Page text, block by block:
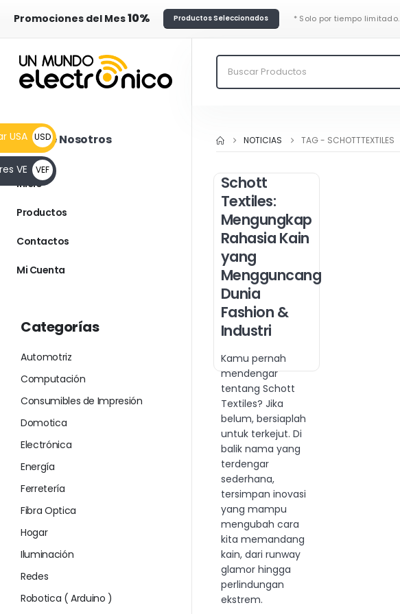
Promociones del Mes10% Productos Seleccionados * Solo por tiempo limitado.
NOTICIAS TAG - SCHOTTTEXTILES
Schott
Textiles:
Mengungkap
Rahasia Kain
yang
Mengguncang
Dunia
Fashion &
Industri
Kamu pernah
mendengar
tentang Schott
Textiles? Jika
belum, bersiaplah
untuk terkejut. Di
balik nama yang
terdengar
sederhana,
tersimpan inovasi
yang mampu
mengubah cara
kita memandang
kain, dari runway
glamor hingga
perlindungan
ekstrem.
Más de Nosotros
Inicio
Productos
Contactos
Mi Cuenta
Categorías
Automotriz
Computación
Consumibles de Impresión
Domotica
Electrónica
Energía
Ferretería
Fibra Optica
Hogar
Iluminación
Redes
Robotica ( Arduino )
USA USD
__FLAG
$
VE
VEF
__FLAG